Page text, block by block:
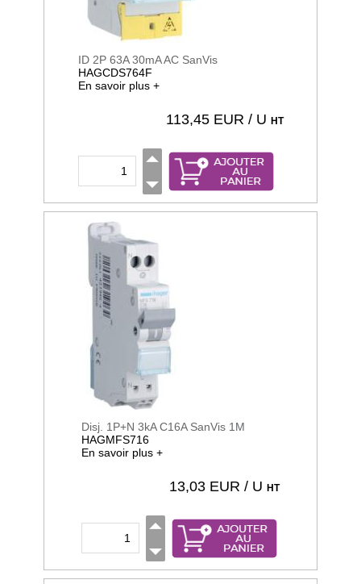
ID 2P 63A 30mA AC SanVis
HAGCDS764F
En savoir plus +
113,45 EUR / U HT
Disj. 1P+N 3kA C16A SanVis 1M
HAGMFS716
En savoir plus +
13,03 EUR / U HT